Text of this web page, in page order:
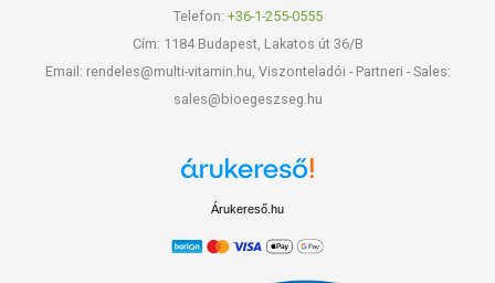
Telefon: +36-1-255-0555
Cím: 1184 Budapest, Lakatos út 36/B
Email: rendeles@multi-vitamin.hu, Viszonteladói - Partneri - Sales:
sales@bioegeszseg.hu
Árukereső.hu